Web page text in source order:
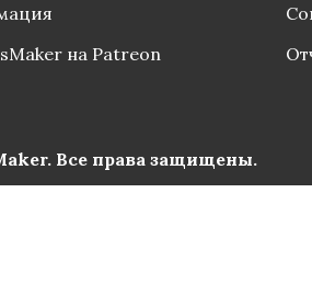
на Patreon
Все права защищены.